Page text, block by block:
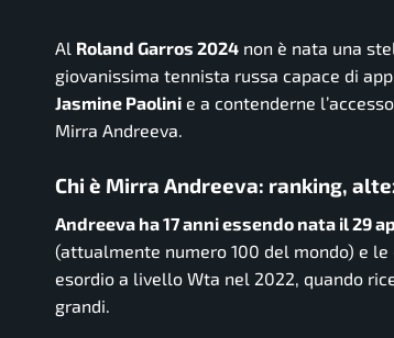
Al Roland Garros 2024 non è nata una
giovanissima tennista russa capace di
Jasmine Paolini e a contenderne
Mirra Andreeva.
Chi è Mirra Andreeva: ranking,
Andreeva ha 17 anni essendo nata il 29
(attualmente numero 100 del mondo) e
esordio a livello Wta nel 2022, quando
grandi.